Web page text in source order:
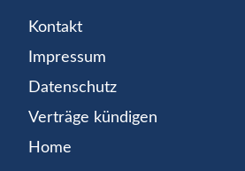
Kontakt
Impressum
Datenschutz
Verträge kündigen
Home